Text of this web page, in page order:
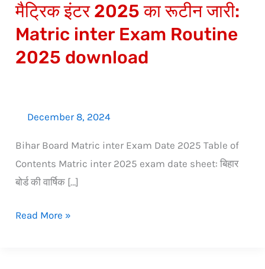
मैट्रिक इंटर 2025 का रूटीन जारी:
Matric inter Exam Routine
2025 download
December 8, 2024
Bihar Board Matric inter Exam Date 2025 Table of
Contents Matric inter 2025 exam date sheet: बिहार
बोर्ड की वार्षिक […]
Routine
2025
Read More »